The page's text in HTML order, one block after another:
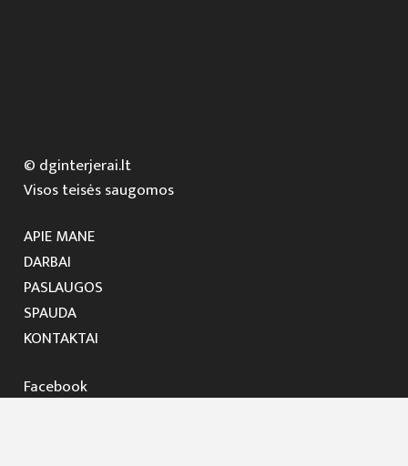
© dginterjerai.lt
Visos teisės saugomos
APIE MANE
DARBAI
PASLAUGOS
SPAUDA
KONTAKTAI
Facebook